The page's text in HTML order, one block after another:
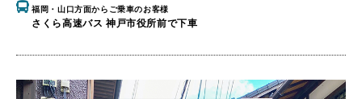
福岡・山口方面からご乗車のお客様
さくら高速バス 神戸市役所前で下車